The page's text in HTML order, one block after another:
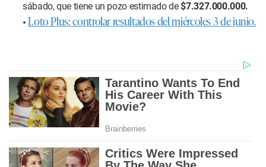
sábado, que tiene un pozo estimado de$7.327.000.000.
•Loto Plus: controlar resultados del miércoles 3 de junio.